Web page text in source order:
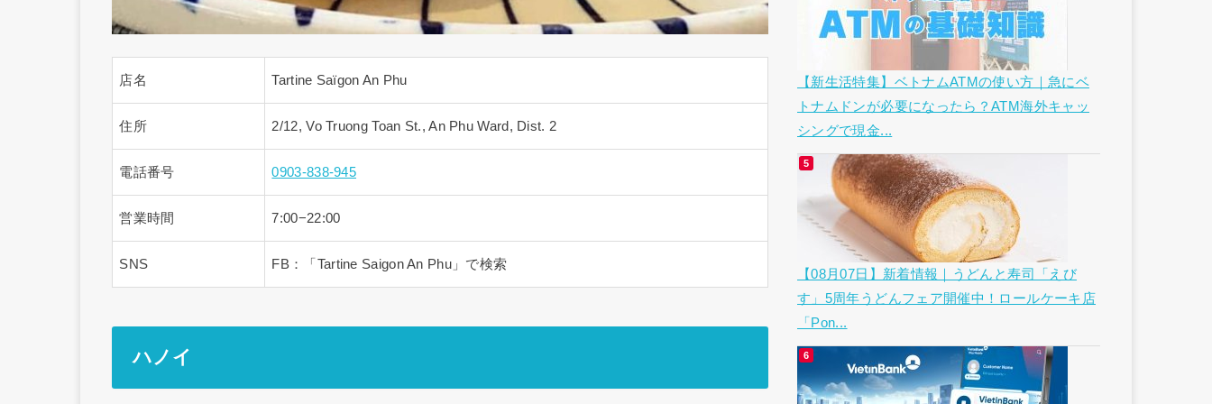
店名 Tartine Saïgon An Phu
住所 2/12, Vo Truong Toan St., An Phu Ward, Dist. 2
電話番号 0903-838-945
営業時間 7:00−22:00
SNS FB：「Tartine Saigon An Phu」で検索
ハノイ
【新生活特集】ベトナムATMの使い方｜急にベ
トナムドンが必要になったら？ATM海外キャッ
シングで現金...
【08月07日】新着情報｜うどんと寿司「えび
す」5周年うどんフェア開催中！ロールケーキ店
「Pon...